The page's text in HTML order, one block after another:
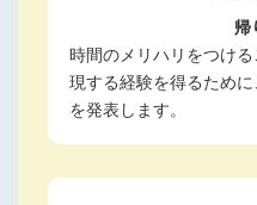
帰
時間のメリハリをつけ
現する経験を得るため
を発表します。